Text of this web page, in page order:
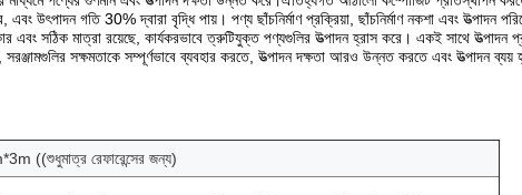
উৎপাদন গতি 30% দ্বারা বৃদ্ধি পায়। পণ্য ছাঁচনির্মাণ প্রক্রিয়া, ছাঁচনির্মাণ নকশা এবং উত্পাদন
এবং সঠিক মাত্রা রয়েছে, কার্যকরভাবে ত্রুটিযুক্ত পণ্যগুলির উত্পাদন হ্রাস করে। একই সাথে
সক্ষমতাকে সম্পূর্ণভাবে ব্যবহার করতে, উত্পাদন দক্ষতা আরও উন্নত করতে এবং উত্পাদন ব্যয়
((শুধুমাত্র রেফারেন্সের জন্য)